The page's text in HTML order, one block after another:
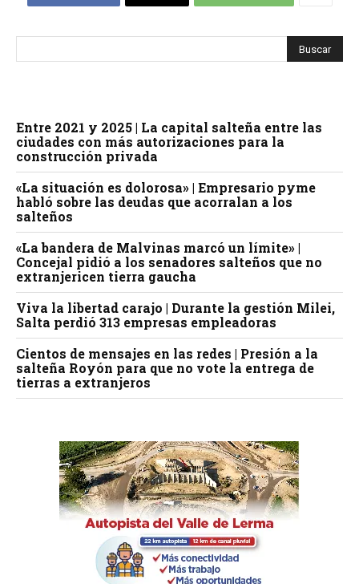
Entre 2021 y 2025 | La capital salteña entre las
ciudades con más autorizaciones para la
construcción privada
«La situación es dolorosa» | Empresario pyme
habló sobre las deudas que acorralan a los
salteños
«La bandera de Malvinas marcó un límite» |
Concejal pidió a los senadores salteños que no
extranjericen tierra gaucha
Viva la libertad carajo | Durante la gestión Milei,
Salta perdió 313 empresas empleadoras
Cientos de mensajes en las redes | Presión a la
salteña Royón para que no vote la entrega de
tierras a extranjeros